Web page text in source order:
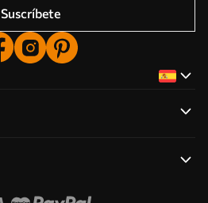
Suscríbete